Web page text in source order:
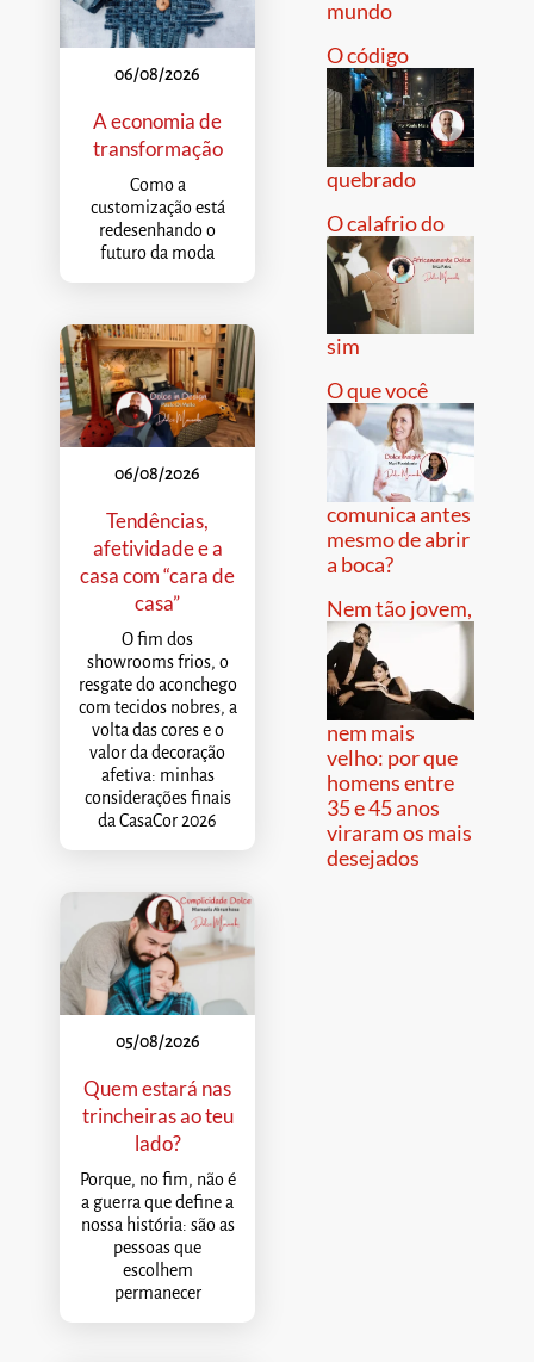
06/08/2026
A economia de
transformação
Como a
customização está
redesenhando o
futuro da moda
06/08/2026
Tendências,
afetividade e a
casa com “cara de
casa”
O fim dos
showrooms frios, o
resgate do aconchego
com tecidos nobres, a
volta das cores e o
valor da decoração
afetiva: minhas
considerações finais
da CasaCor 2026
05/08/2026
Quem estará nas
trincheiras ao teu
lado?
Porque, no fim, não é
a guerra que define a
nossa história: são as
pessoas que
escolhem
permanecer
mundo
O código
quebrado
O calafrio do
sim
O que você
comunica antes
mesmo de abrir
a boca?
Nem tão jovem,
nem mais
velho: por que
homens entre
35 e 45 anos
viraram os mais
desejados